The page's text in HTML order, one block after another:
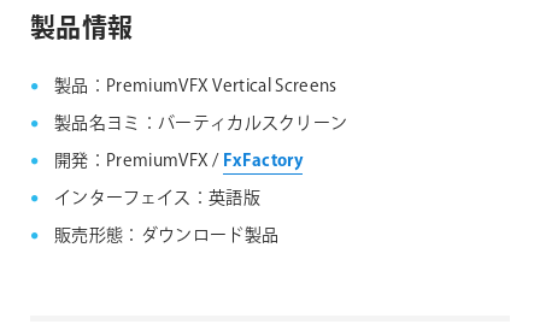
FxFactory 旧バージョンインストーラー
製品情報
製品：PremiumVFX Vertical Screens
製品名ヨミ：バーティカルスクリーン
開発：PremiumVFX / FxFactory
インターフェイス：英語版
販売形態：ダウンロード製品